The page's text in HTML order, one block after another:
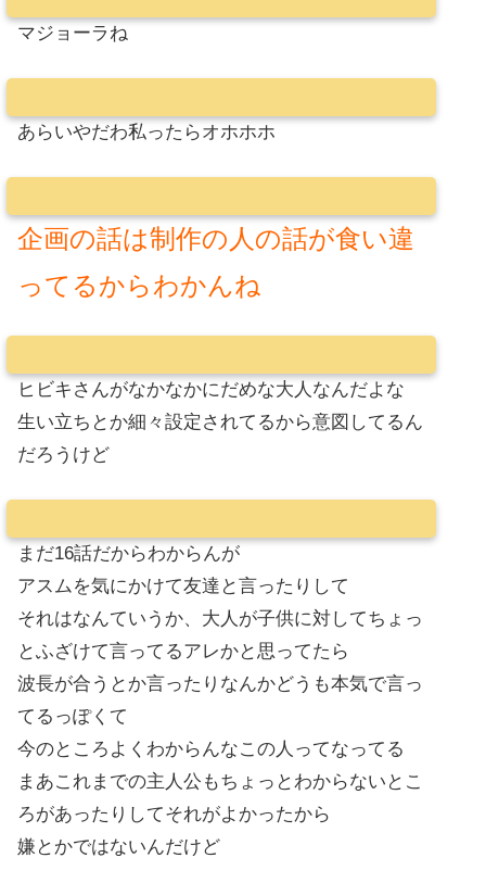
マジョーラね
あらいやだわ私ったらオホホホ
企画の話は制作の人の話が食い違
ってるからわかんね
ヒビキさんがなかなかにだめな大人なんだよな
生い立ちとか細々設定されてるから意図してるん
だろうけど
まだ16話だからわからんが
アスムを気にかけて友達と言ったりして
それはなんていうか、大人が子供に対してちょっ
とふざけて言ってるアレかと思ってたら
波長が合うとか言ったりなんかどうも本気で言っ
てるっぽくて
今のところよくわからんなこの人ってなってる
まあこれまでの主人公もちょっとわからないとこ
ろがあったりしてそれがよかったから
嫌とかではないんだけど